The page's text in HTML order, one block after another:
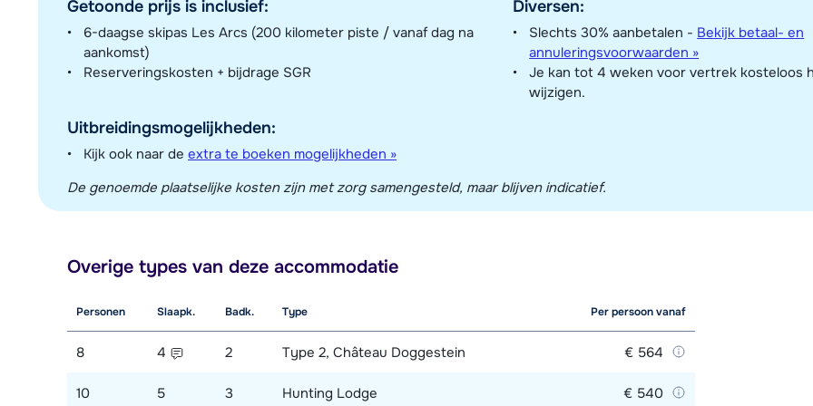
Getoonde prijs is inclusief:
6-daagse skipas Les Arcs (200 kilometer piste / vanaf dag na
aankomst)
Reserveringskosten + bijdrage SGR
Uitbreidingsmogelijkheden:
Kijk ook naar de extra te boeken mogelijkheden »
Diversen:
Slechts 30% aanbetalen - Bekijk betaal- en
annuleringsvoorwaarden »
Je kan tot 4 weken voor vertrek kosteloos
wijzigen.
De genoemde plaatselijke kosten zijn met zorg samengesteld, maar blijven indicatief.
Overige types van deze accommodatie
Personen Slaapk. Badk. Type Per persoon vanaf
8 4 2 Type 2, Château Doggestein € 564
10 5 3 Hunting Lodge € 540